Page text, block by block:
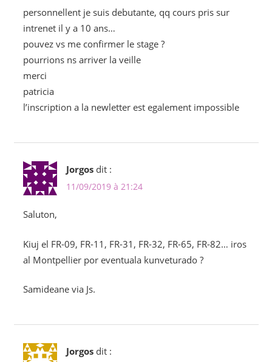
personnellent je suis debutante, qq cours pris sur
intrenet il y a 10 ans…
pouvez vs me confirmer le stage ?
pourrions ns arriver la veille
merci
patricia
l’inscription a la newletter est egalement impossible
Jorgos dit :
11/09/2019 à 21:24
Saluton,
Kiuj el FR-09, FR-11, FR-31, FR-32, FR-65, FR-82… iros
al Montpellier por eventuala kunveturado ?
Samideane via Js.
Jorgos dit :